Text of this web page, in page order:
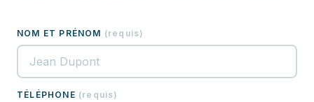
NOM ET PRÉNOM (requis)
TÉLÉPHONE (requis)